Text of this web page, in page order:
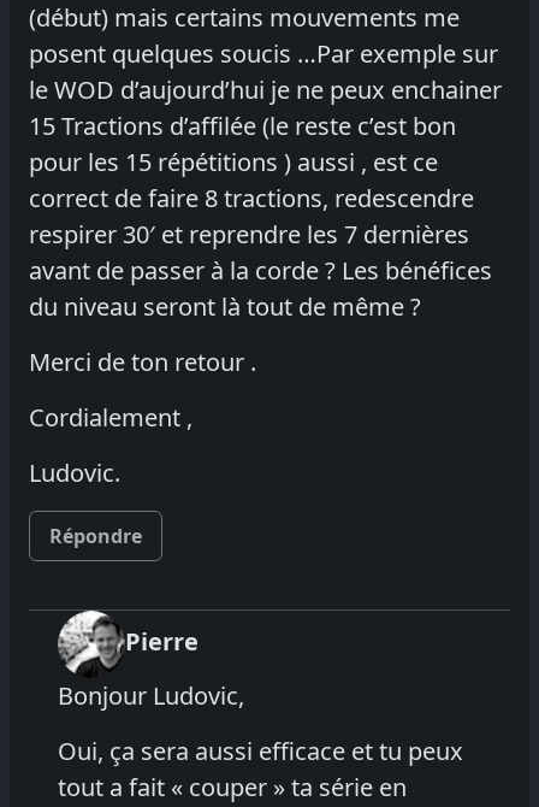
(début) mais certains mouvements me
posent quelques soucis …Par exemple sur
le WOD d’aujourd’hui je ne peux enchainer
15 Tractions d’affilée (le reste c’est bon
pour les 15 répétitions ) aussi , est ce
correct de faire 8 tractions, redescendre
respirer 30′ et reprendre les 7 dernières
avant de passer à la corde ? Les bénéfices
du niveau seront là tout de même ?
Merci de ton retour .
Cordialement ,
Ludovic.
Répondre
Pierre
Bonjour Ludovic,
Oui, ça sera aussi efficace et tu peux
tout a fait « couper » ta série en